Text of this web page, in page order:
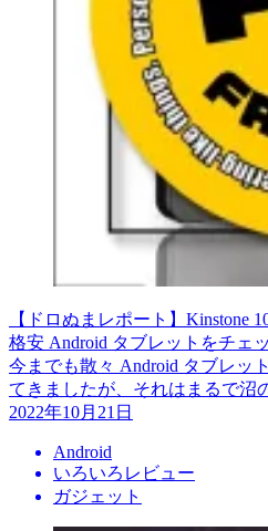
【ドロぬまレポート】Kinstone
格安 Android タブレットをチェ
今までも散々 Android タブレッ
てきましたが、それはまるで沼
2022年10月21日
Android
いろいろレビュー
ガジェット